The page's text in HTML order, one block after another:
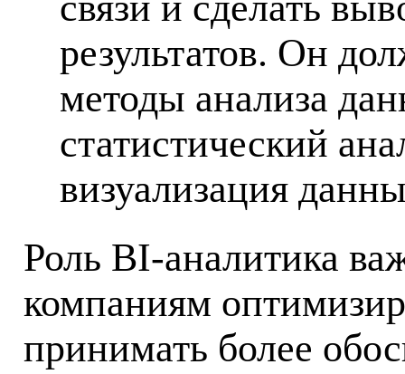
результатов. Он
методы анализа
статистический
визуализация
Роль BI-аналитика
компаниям
принимать более